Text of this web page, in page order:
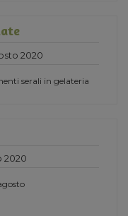
2020
serali in gelateria
2020